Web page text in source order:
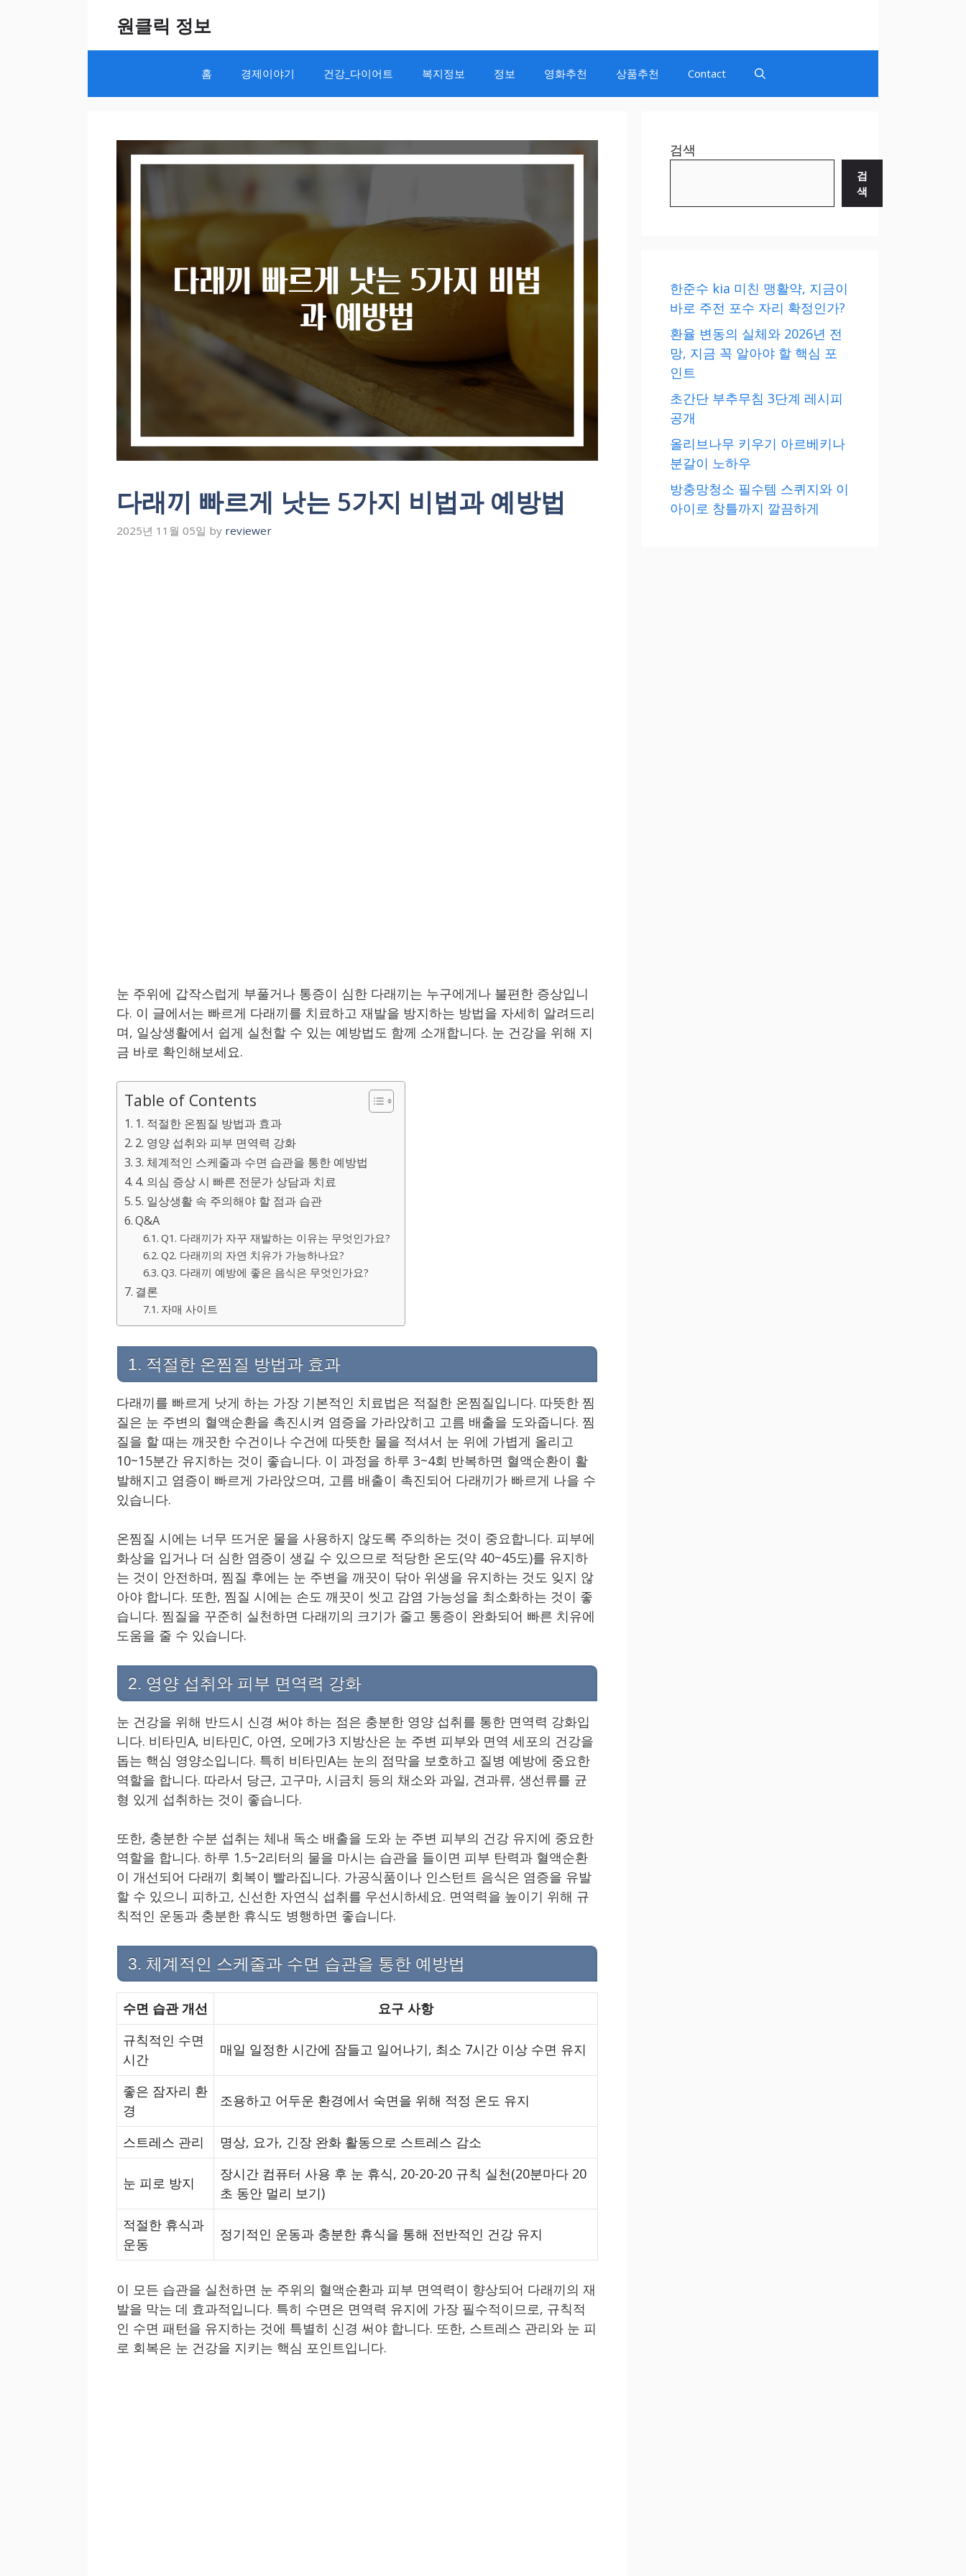
원클릭 정보
홈 경제이야기 건강_다이어트 복지정보 정보 영화추천 상품추천 Contact
다래끼 빠르게 낫는 5가지 비법과 예방법
2025년 11월 05일 by reviewer
눈 주위에 갑작스럽게 부풀거나 통증이 심한 다래끼는 누구에게나 불편한 증상입니
다. 이 글에서는 빠르게 다래끼를 치료하고 재발을 방지하는 방법을 자세히 알려드리
며, 일상생활에서 쉽게 실천할 수 있는 예방법도 함께 소개합니다. 눈 건강을 위해 지
금 바로 확인해보세요.
Table of Contents
1. 적절한 온찜질 방법과 효과
2. 영양 섭취와 피부 면역력 강화
3. 체계적인 스케줄과 수면 습관을 통한 예방법
4. 의심 증상 시 빠른 전문가 상담과 치료
5. 일상생활 속 주의해야 할 점과 습관
Q&A
Q1. 다래끼가 자꾸 재발하는 이유는 무엇인가요?
Q2. 다래끼의 자연 치유가 가능하나요?
Q3. 다래끼 예방에 좋은 음식은 무엇인가요?
결론
자매 사이트
1. 적절한 온찜질 방법과 효과
다래끼를 빠르게 낫게 하는 가장 기본적인 치료법은 적절한 온찜질입니다. 따뜻한 찜
질은 눈 주변의 혈액순환을 촉진시켜 염증을 가라앉히고 고름 배출을 도와줍니다. 찜
질을 할 때는 깨끗한 수건이나 수건에 따뜻한 물을 적셔서 눈 위에 가볍게 올리고
10~15분간 유지하는 것이 좋습니다. 이 과정을 하루 3~4회 반복하면 혈액순환이 활
발해지고 염증이 빠르게 가라앉으며, 고름 배출이 촉진되어 다래끼가 빠르게 나을 수
있습니다.
온찜질 시에는 너무 뜨거운 물을 사용하지 않도록 주의하는 것이 중요합니다. 피부에
화상을 입거나 더 심한 염증이 생길 수 있으므로 적당한 온도(약 40~45도)를 유지하
는 것이 안전하며, 찜질 후에는 눈 주변을 깨끗이 닦아 위생을 유지하는 것도 잊지 않
아야 합니다. 또한, 찜질 시에는 손도 깨끗이 씻고 감염 가능성을 최소화하는 것이 좋
습니다. 찜질을 꾸준히 실천하면 다래끼의 크기가 줄고 통증이 완화되어 빠른 치유에
도움을 줄 수 있습니다.
2. 영양 섭취와 피부 면역력 강화
눈 건강을 위해 반드시 신경 써야 하는 점은 충분한 영양 섭취를 통한 면역력 강화입
니다. 비타민A, 비타민C, 아연, 오메가3 지방산은 눈 주변 피부와 면역 세포의 건강을
돕는 핵심 영양소입니다. 특히 비타민A는 눈의 점막을 보호하고 질병 예방에 중요한
역할을 합니다. 따라서 당근, 고구마, 시금치 등의 채소와 과일, 견과류, 생선류를 균
형 있게 섭취하는 것이 좋습니다.
또한, 충분한 수분 섭취는 체내 독소 배출을 도와 눈 주변 피부의 건강 유지에 중요한
역할을 합니다. 하루 1.5~2리터의 물을 마시는 습관을 들이면 피부 탄력과 혈액순환
이 개선되어 다래끼 회복이 빨라집니다. 가공식품이나 인스턴트 음식은 염증을 유발
할 수 있으니 피하고, 신선한 자연식 섭취를 우선시하세요. 면역력을 높이기 위해 규
칙적인 운동과 충분한 휴식도 병행하면 좋습니다.
3. 체계적인 스케줄과 수면 습관을 통한 예방법
수면 습관 개선
요구 사항
규칙적인 수면
시간
매일 일정한 시간에 잠들고 일어나기, 최소 7시간 이상 수면 유지
좋은 잠자리 환
경
조용하고 어두운 환경에서 숙면을 위해 적정 온도 유지
스트레스 관리 명상, 요가, 긴장 완화 활동으로 스트레스 감소
눈 피로 방지
장시간 컴퓨터 사용 후 눈 휴식, 20-20-20 규칙 실천(20분마다 20
초 동안 멀리 보기)
적절한 휴식과
운동
정기적인 운동과 충분한 휴식을 통해 전반적인 건강 유지
이 모든 습관을 실천하면 눈 주위의 혈액순환과 피부 면역력이 향상되어 다래끼의 재
발을 막는 데 효과적입니다. 특히 수면은 면역력 유지에 가장 필수적이므로, 규칙적
인 수면 패턴을 유지하는 것에 특별히 신경 써야 합니다. 또한, 스트레스 관리와 눈 피
로 회복은 눈 건강을 지키는 핵심 포인트입니다.
검색
검
색
한준수 kia 미친 맹활약, 지금이
바로 주전 포수 자리 확정인가?
환율 변동의 실체와 2026년 전
망, 지금 꼭 알아야 할 핵심 포
인트
초간단 부추무침 3단계 레시피
공개
올리브나무 키우기 아르베키나
분갈이 노하우
방충망청소 필수템 스퀴지와 이
아이로 창틀까지 깔끔하게